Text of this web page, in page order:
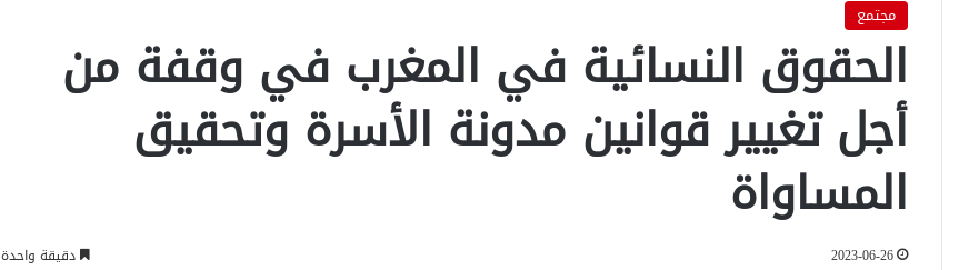
مجتمع
الحقوق النسائية في المغرب في وقفة من
أجل تغيير قوانين مدونة الأسرة وتحقيق
المساواة
2023-06-26 دقيقة واحدة